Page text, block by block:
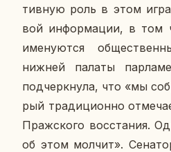
тив­ную роль в этом
вой ин­фор­ма­ции, в том
име­ну­ют­ся
нижней палаты
под­черк­ну­ла, что «мы
рый тра­ди­ци­он­но
Праж­ско­го вос­ста­ния.
об этом молчит».